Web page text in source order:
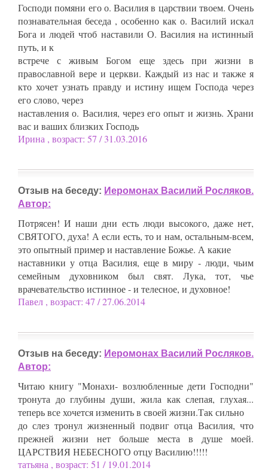
Господи помяни его о. Василия в царствии твоем. Очень
познавательная беседа , особенно как о. Василий искал
Бога и людей чтоб наставили О. Василия на истинный
путь, и к
встрече с живым Богом еще здесь при жизни в
православной вере и церкви. Каждый из нас и также я
кто хочет узнать правду и истину ищем Господа через
его слово, через
наставления о. Василия, через его опыт и жизнь. Храни
вас и ваших близких Господь
Ирина , возраст: 57 / 31.03.2016
Отзыв на беседу: Иеромонах Василий Росляков.
Автор:
Потрясен! И наши дни есть люди высокого, даже нет,
СВЯТОГО, духа! А если есть, то и нам, остальным-всем,
это опытный пример и наставление Божье. А какие
наставники у отца Василия, еще в миру - люди, чьим
семейным духовником был свят. Лука, тот, чье
врачевательство истинное - и телесное, и духовное!
Павел , возраст: 47 / 27.06.2014
Отзыв на беседу: Иеромонах Василий Росляков.
Автор:
Читаю книгу "Монахи- возлюбленные дети Господни"
тронута до глубины души, жила как слепая, глухая...
теперь все хочется изменить в своей жизни.Так сильно
до слез тронул жизненный подвиг отца Василия, что
прежней жизни нет больше места в душе моей.
ЦАРСТВИЯ НЕБЕСНОГО отцу Василию!!!!!
татьяна , возраст: 51 / 19.01.2014